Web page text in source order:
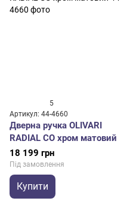
5
Артикул: 44-4660
Дверна ручка OLIVARI
RADIAL CO хром матовий
18 199 грн
Під замовлення
Купити